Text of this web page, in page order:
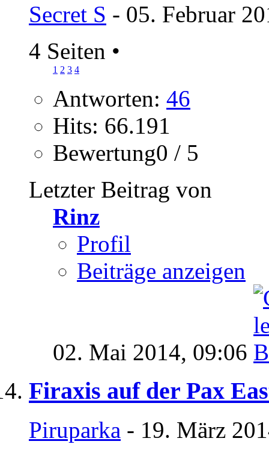
Secret S - 05. Februar
4 Seiten •
1 2 3 4
Antworten: 46
Hits: 66.191
Bewertung0 / 5
Letzter Beitrag von
Rinz
Profil
Beiträge anzeigen
02. Mai 2014, 09:06
Firaxis auf der Pax
Piruparka - 19. März